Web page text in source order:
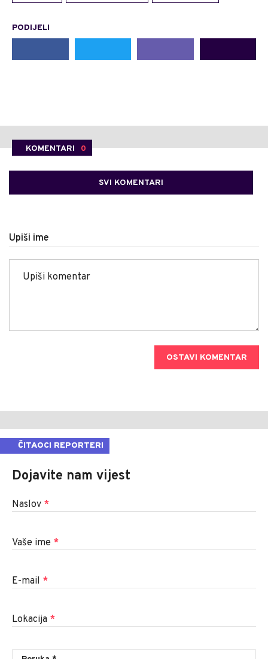
PODIJELI
KOMENTARI 0
SVI KOMENTARI
Upiši ime
OSTAVI KOMENTAR
ČITAOCI REPORTERI
Dojavite nam vijest
Naslov *
Vaše ime *
E-mail *
Lokacija *